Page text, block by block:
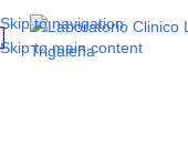
Skip to navigation
Skip to main content